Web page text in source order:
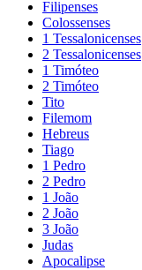
Filipenses
Colossenses
1 Tessalonicenses
2 Tessalonicenses
1 Timóteo
2 Timóteo
Tito
Filemom
Hebreus
Tiago
1 Pedro
2 Pedro
1 João
2 João
3 João
Judas
Apocalipse